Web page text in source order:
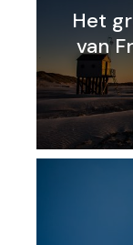
Het
van